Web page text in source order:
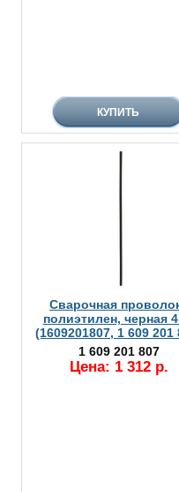
Сварочная
полиэтилен, черная
(1609201807, 1 609 201
1 609 201 807
Цена: 1 312 р.